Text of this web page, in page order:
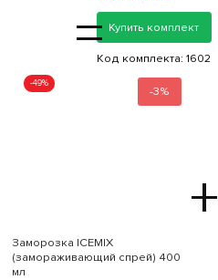
= Купить комплект
Код комплекта: 1602
-3%
-49%
+
Заморозка ICEMIX
(замораживающий спрей) 400
мл